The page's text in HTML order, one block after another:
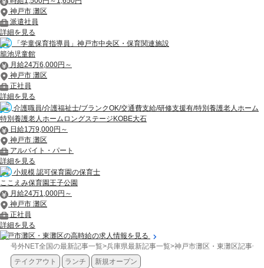
神戸市 灘区
派遣社員
詳細を見る
「学童保育指導員」神戸市中央区・保育関連施設
籠池児童館
月給24万6,000円～
神戸市 灘区
正社員
詳細を見る
介護職員/介護福祉士/ブランクOK/交通費支給/研修支援有/特別養護老人ホーム
特別養護老人ホームロングステージKOBE大石
日給1万9,000円～
神戸市 灘区
アルバイト・パート
詳細を見る
小規模 認可保育園の保育士
ここえみ保育園王子公園
月給24万1,000円～
神戸市 灘区
正社員
詳細を見る
神戸市灘区・東灘区の高時給の求人情報を見る
号外NET全国の最新記事一覧>兵庫県最新記事一覧>神戸市灘区・東灘区記事一
テイクアウト
ランチ 新規オープン